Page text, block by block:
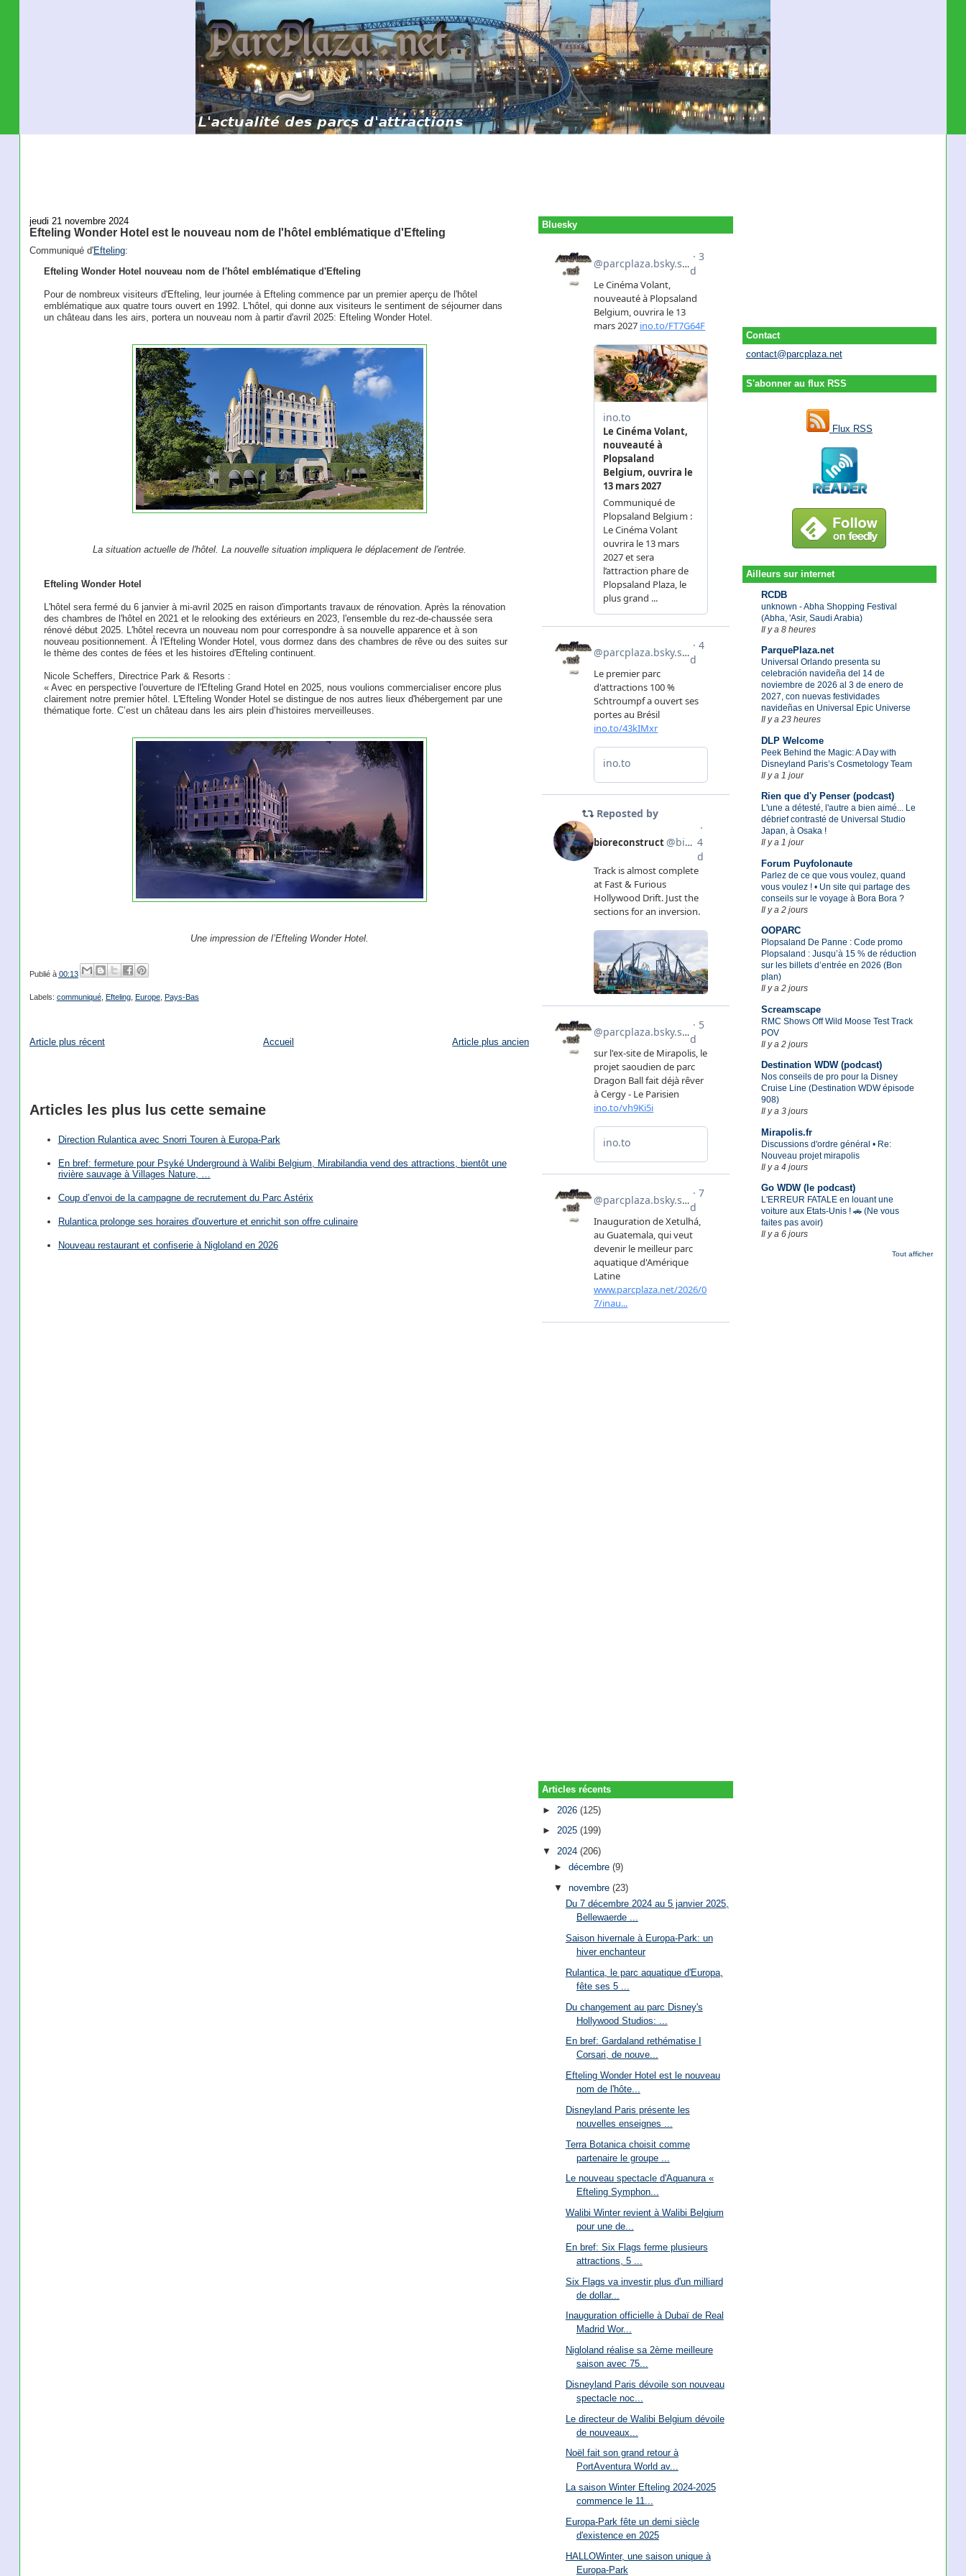
Contact
contact@parcplaza.net
S'abonner au flux RSS
Flux RSS
Ailleurs sur internet
RCDB
unknown - Abha Shopping Festival
(Abha, 'Asir, Saudi Arabia)
Il y a 8 heures
ParquePlaza.net
Universal Orlando presenta su
celebración navideña del 14 de
noviembre de 2026 al 3 de enero de
2027, con nuevas festividades
navideñas en Universal Epic Universe
Il y a 23 heures
DLP Welcome
Peek Behind the Magic: A Day with
Disneyland Paris’s Cosmetology Team
Il y a 1 jour
Rien que d'y Penser (podcast)
L'une a détesté, l'autre a bien aimé... Le
débrief contrasté de Universal Studio
Japan, à Osaka !
Il y a 1 jour
Forum Puyfolonaute
Parlez de ce que vous voulez, quand
vous voulez ! • Un site qui partage des
conseils sur le voyage à Bora Bora ?
Il y a 2 jours
OOPARC
Plopsaland De Panne : Code promo
Plopsaland : Jusqu’à 15 % de réduction
sur les billets d’entrée en 2026 (Bon
plan)
Il y a 2 jours
Screamscape
RMC Shows Off Wild Moose Test Track
POV
Il y a 2 jours
Destination WDW (podcast)
Nos conseils de pro pour la Disney
Cruise Line (Destination WDW épisode
908)
Il y a 3 jours
Mirapolis.fr
Discussions d'ordre général • Re:
Nouveau projet mirapolis
Il y a 4 jours
Go WDW (le podcast)
L'ERREUR FATALE en louant une
voiture aux Etats-Unis ! 🚗 (Ne vous
faites pas avoir)
Il y a 6 jours
Tout afficher
jeudi 21 novembre 2024
Efteling Wonder Hotel est le nouveau nom de l'hôtel emblématique d'Efteling
Communiqué d'Efteling:
Efteling Wonder Hotel nouveau nom de l'hôtel emblématique d'Efteling
Pour de nombreux visiteurs d'Efteling, leur journée à Efteling commence par un premier aperçu de l'hôtel
emblématique aux quatre tours ouvert en 1992. L'hôtel, qui donne aux visiteurs le sentiment de séjourner dans
un château dans les airs, portera un nouveau nom à partir d'avril 2025: Efteling Wonder Hotel.
La situation actuelle de l'hôtel. La nouvelle situation impliquera le déplacement de l'entrée.
Efteling Wonder Hotel
L'hôtel sera fermé du 6 janvier à mi-avril 2025 en raison d'importants travaux de rénovation. Après la rénovation
des chambres de l'hôtel en 2021 et le relooking des extérieurs en 2023, l'ensemble du rez-de-chaussée sera
rénové début 2025. L'hôtel recevra un nouveau nom pour correspondre à sa nouvelle apparence et à son
nouveau positionnement. À l'Efteling Wonder Hotel, vous dormez dans des chambres de rêve ou des suites sur
le thème des contes de fées et les histoires d'Efteling continuent.
Nicole Scheffers, Directrice Park & Resorts :
« Avec en perspective l'ouverture de l'Efteling Grand Hotel en 2025, nous voulions commercialiser encore plus
clairement notre premier hôtel. L'Efteling Wonder Hotel se distingue de nos autres lieux d'hébergement par une
thématique forte. C’est un château dans les airs plein d’histoires merveilleuses.
Une impression de l’Efteling Wonder Hotel.
Publié à 00:13
Labels: communiqué, Efteling, Europe, Pays-Bas
Article plus récent Article plus ancien
Accueil
Articles les plus lus cette semaine
Direction Rulantica avec Snorri Touren à Europa-Park
En bref: fermeture pour Psyké Underground à Walibi Belgium, Mirabilandia vend des attractions, bientôt une
rivière sauvage à Villages Nature, …
Coup d’envoi de la campagne de recrutement du Parc Astérix
Rulantica prolonge ses horaires d'ouverture et enrichit son offre culinaire
Nouveau restaurant et confiserie à Nigloland en 2026
Bluesky
Articles récents
► 2026(125)
►2025(199)
▼2024(206)
► décembre (9)
▼ novembre (23)
Du 7 décembre 2024 au 5 janvier 2025,
Bellewaerde ...
Saison hivernale à Europa-Park: un
hiver enchanteur
Rulantica, le parc aquatique d'Europa,
fête ses 5 ...
Du changement au parc Disney's
Hollywood Studios: ...
En bref: Gardaland rethématise I
Corsari, de nouve...
Efteling Wonder Hotel est le nouveau
nom de l'hôte...
Disneyland Paris présente les
nouvelles enseignes ...
Terra Botanica choisit comme
partenaire le groupe ...
Le nouveau spectacle d'Aquanura «
Efteling Symphon...
Walibi Winter revient à Walibi Belgium
pour une de...
En bref: Six Flags ferme plusieurs
attractions, 5 ...
Six Flags va investir plus d'un milliard
de dollar...
Inauguration officielle à Dubaï de Real
Madrid Wor...
Nigloland réalise sa 2ème meilleure
saison avec 75...
Disneyland Paris dévoile son nouveau
spectacle noc...
Le directeur de Walibi Belgium dévoile
de nouveaux...
Noël fait son grand retour à
PortAventura World av...
La saison Winter Efteling 2024-2025
commence le 11...
Europa-Park fête un demi siècle
d'existence en 2025
HALLOWinter, une saison unique à
Europa-Park